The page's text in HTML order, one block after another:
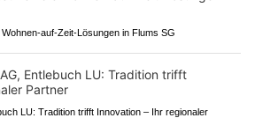
auf-Zeit-Lösungen in Flums SG
LU: Tradition trifft Innovation – Ihr regionaler